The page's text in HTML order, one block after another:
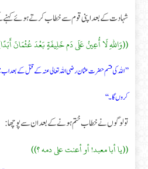
شہادت کے بعد اپنی قوم سے خطاب کرتے ہوئے کہنے
((وَاللهِ لَا أُعِينُ عَلَى دَم خَلِيفَةٍ بَعْدَ عُثْمَانَ
’’اللہ کی قسم حضرت عثمان رضی اللہ تعالی عنہ کے قتل کے بعد اب
کروں گا۔‘‘
تو لوگوں نے خطاب ختم ہونے کے بعد ان سے پوچھا:
((يا أبا معبد! أو أعنت على دمه ؟))